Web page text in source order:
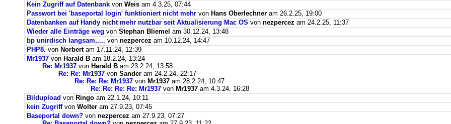
Kein Zugriff auf Datenbank von Weis am 4.3.25, 07:44
Passwort bei 'baseportal login' funktioniert nicht mehr von Hans Oberlechner am 26.2.25, 19:00
Datenbanken auf Handy nicht mehr nutzbar seit Aktualisierung Mac OS von nezpercez am 24.2.25, 11:37
Wieder alle Einträge weg von Stephan Bliemel am 30.12.24, 13:48
bp unirdisch langsam,.... von nezpercez am 10.12.24, 14:47
PHP8. von Norbertam 17.11.24, 12:39
Mr1937 von Harald B am 18.2.24, 13:24
Re: Mr1937 von Harald B am 23.2.24, 13:58
Re: Re: Mr1937 von Sander am 24.2.24, 22:17
Re: Re: Re: Mr1937 von Mr1937 am 28.2.24, 10:47
Re: Re: Re: Re: Mr1937 von Mr1937 am 4.3.24, 16:28
Bildupload von Ringo am 22.1.24, 10:11
kein Zugriffvon Wolter am 27.9.23, 07:45
Baseportal down? von nezpercez am 27.9.23, 07:27